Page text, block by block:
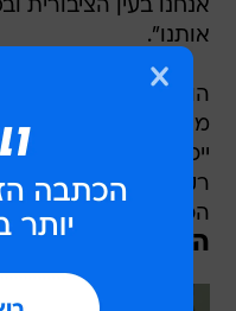
אנחנו בעין הציבורית
אותנו".
הוועדה החליטה כי
מדיוני המליאה
ייכנס לתוקפו מחר,
רק כדי להשתתף
הכנסת.
הח"כים התבדחו: